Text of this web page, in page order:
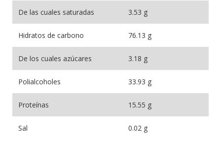
De las cuales saturadas 3.53 g
Hidratos de carbono 76.13 g
De los cuales azúcares 3.18 g
Polialcoholes 33.93 g
Proteínas 15.55 g
Sal 0.02 g